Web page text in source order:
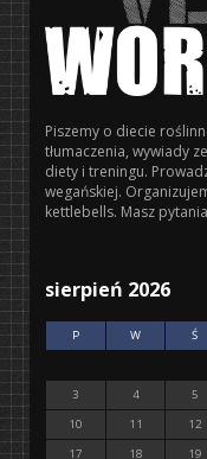
Piszemy o diecie
tłumaczenia, wywiady
diety i treningu.
wegańskiej.
kettlebells. Masz
sierpień 2026
P W Ś
3
4 5
10
11 12
17
18 19